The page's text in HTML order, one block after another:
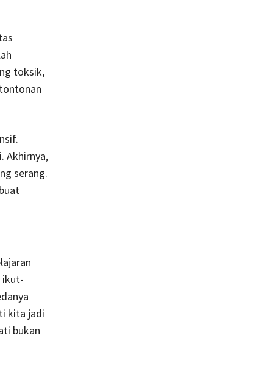
toksik,
Akhirnya,
serang.
ikut-
kita jadi
bukan